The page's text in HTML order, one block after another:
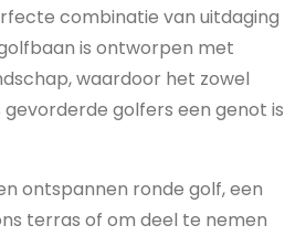
combinatie van uitdaging
is ontworpen met
waardoor het zowel
golfers een genot is
ontspannen ronde golf, een
terras of om deel te nemen